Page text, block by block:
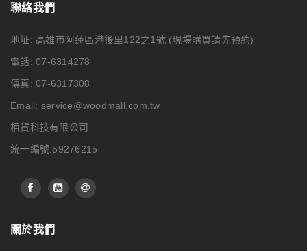
聯絡我們
地址: 高雄市阿蓮區港後里122之1號 (現場購買請先預約)
電話: 07-6314278
傳真: 07-6317308
Email: service@woodmall.com.tw
栢貨科技有限公司
統一編號:59276215
關於我們